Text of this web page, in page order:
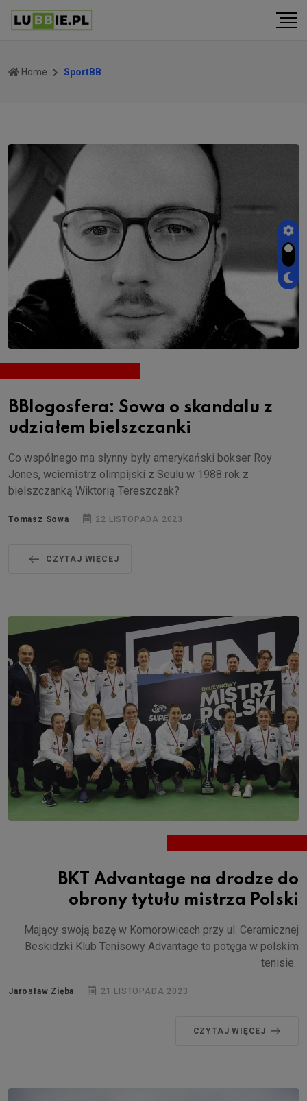
Home SportBB
BBlogosfera: Sowa o skandalu z
udziałem bielszczanki
Co wspólnego ma słynny były amerykański bokser Roy
Jones, wciemistrz olimpijski z Seulu w 1988 rok z
bielszczanką Wiktorią Tereszczak?
Tomasz Sowa 22 LISTOPADA 2023
CZYTAJ WIĘCEJ
BKT Advantage na drodze do
obrony tytułu mistrza Polski
Mający swoją bazę w Komorowicach przy ul. Ceramicznej
Beskidzki Klub Tenisowy Advantage to potęga w polskim
tenisie.
Jarosław Zięba 21 LISTOPADA 2023
CZYTAJ WIĘCEJ